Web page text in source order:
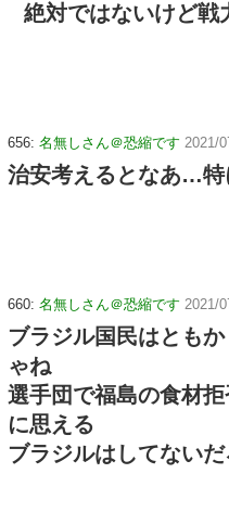
絶対ではないけど戦
656: 名無しさん＠恐縮です 2021/
治安考えるとなあ…特
660: 名無しさん＠恐縮です 2021/
ブラジル国民はとも
ゃね
選手団で福島の食材
に思える
ブラジルはしてないだ